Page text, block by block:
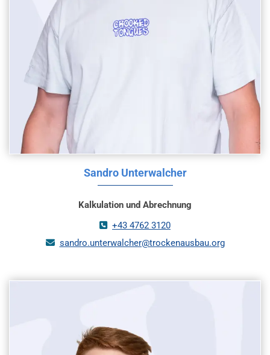
Sandro Unterwalcher
Kalkulation und Abrechnung
 +43 4762 3120
 sandro.unterwalcher@trockenausbau.org